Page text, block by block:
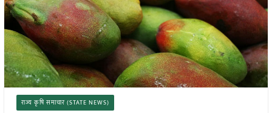
राज्य कृषि समाचार (STATE NEWS)